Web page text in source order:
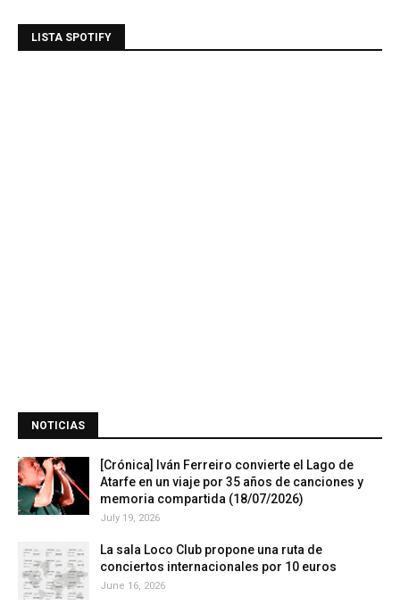
LISTA SPOTIFY
NOTICIAS
[Crónica] Iván Ferreiro convierte el Lago de
Atarfe en un viaje por 35 años de canciones y
memoria compartida (18/07/2026)
July 19, 2026
La sala Loco Club propone una ruta de
conciertos internacionales por 10 euros
June 16, 2026